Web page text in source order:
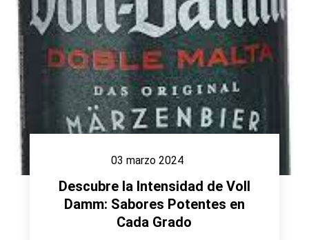
03 marzo 2024
Descubre la Intensidad de Voll
Damm: Sabores Potentes en
Cada Grado